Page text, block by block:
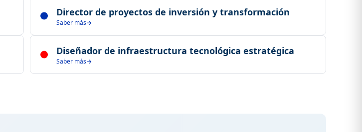
mercado.
Director de proyectos de inversión y transformación
Saber más
empresarial.
Diseñador de infraestructura tecnológica estratégica
Saber más